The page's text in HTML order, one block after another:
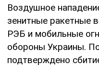
Воздушное
зенитные ракетные
РЭБ и мобильные
обороны Украины.
подтверждено